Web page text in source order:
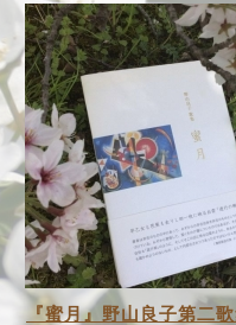
『蜜月』野山良子第二